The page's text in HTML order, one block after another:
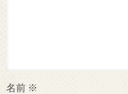
名前 ※